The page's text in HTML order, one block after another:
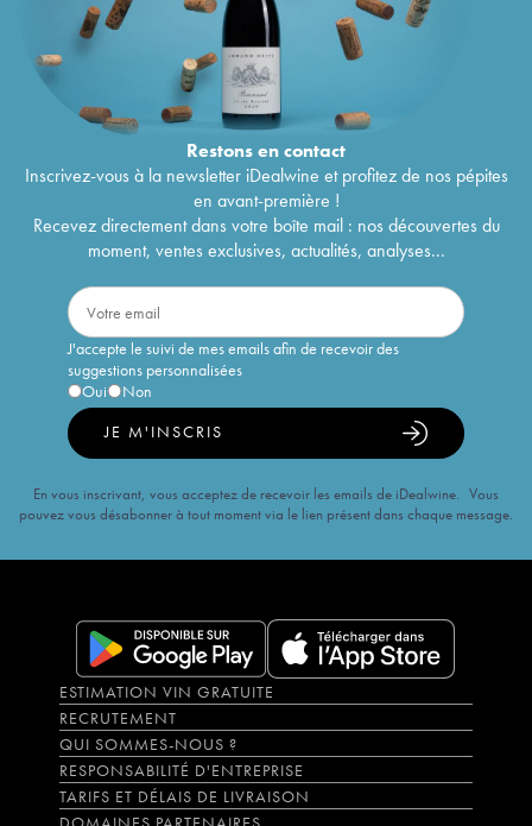
Restons encontact
Inscrivez-vous à la newsletter iDealwine et profitez de nos pépites
en avant-première !
Recevez directement dans votre boîte mail : nos découvertes du
moment, ventes exclusives, actualités, analyses...
J'accepte le suivi de mes emails afin de recevoir des
suggestions personnalisées
Oui
Non
JE M'INSCRIS
En vous inscrivant, vous acceptez de recevoir les emails de iDealwine. Vous
pouvez vous désabonner à tout moment via le lien présent dans chaque message.
ESTIMATION VIN GRATUITE
RECRUTEMENT
QUI SOMMES-NOUS ?
RESPONSABILITÉ D'ENTREPRISE
TARIFS ET DÉLAIS DE LIVRAISON